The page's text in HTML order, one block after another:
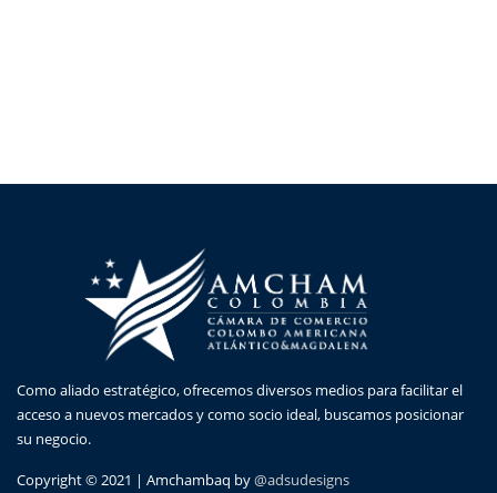
Como aliado estratégico, ofrecemos diversos medios para facilitar el
acceso a nuevos mercados y como socio ideal, buscamos posicionar
su negocio.
Copyright © 2021 | Amchambaq by@adsudesigns